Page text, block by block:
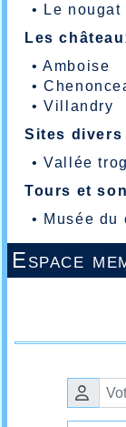
•
Le nougat
Les
•Amboise
•
•Villandry
Sites
•Vallée
Tours et
• Musée du
Espace